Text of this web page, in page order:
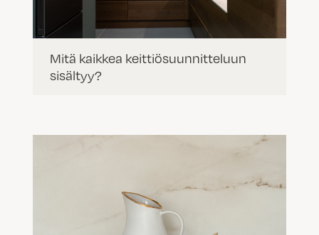
Mitä kaikkea keittiösuunnitteluun
sisältyy?